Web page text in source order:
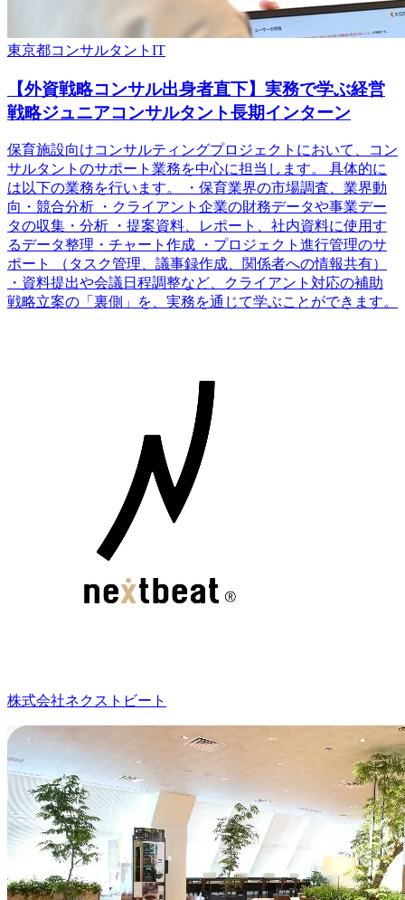
東京都コンサルタント IT
【外資戦略コンサル出身者直下】実務で学ぶ経営
戦略ジュニアコンサルタント長期インターン
保育施設向けコンサルティングプロジェクトにおいて、コン
サルタントのサポート業務を中心に担当します。 具体的に
は以下の業務を行います。 ・保育業界の市場調査、業界動
向・競合分析 ・クライアント企業の財務データや事業デー
タの収集・分析 ・提案資料、レポート、社内資料に使用す
るデータ整理・チャート作成 ・プロジェクト進行管理のサ
ポート （タスク管理、議事録作成、関係者への情報共有）
・資料提出や会議日程調整など、クライアント対応の補助
戦略立案の「裏側」を、実務を通じて学ぶことができます。
株式会社ネクストビート